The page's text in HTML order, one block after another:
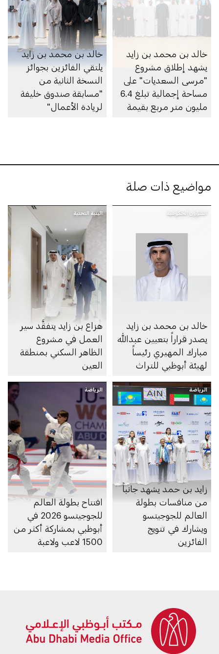
خالد بن محمد بن زايد
يشهد إطلاق مشروع
"مرسى السعديات" على
مساحة إجمالية تبلغ 6.4
مليون متر مربع بقيمة
خالد بن محمد بن زايد
يلتقي الفائزين بجوائز
النسخة الثانية من
"مسابقة صندوق خليفة
لريادة الأعمال"
مواضيع ذات صلة
الشؤون الحكومية
خالد بن محمد بن زايد
يصدر قراراً بتعيين عبدالله
مبارك المهيري رئيساً
لهيئة أبوظبي للتراث
البنية التحتية
هزاع بن زايد يتفقَّد سير
العمل في مشروع
الظاهر السكني بمنطقة
العين
الرياضة
زايد بن حمد يشهد جانباً
من منافسات بطولة
العالم للجوجيتسو
ويشارك في تتويج
الفائزين
الرياضة
افتتاح بطولة العالم
للجوجيتسو 2026 في
أبوظبي بمشاركة أكثر من
1500 لاعب ولاعبة